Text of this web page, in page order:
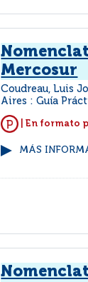
Mercosur
Coudreau, Luis
Aires : Guía
| En formato
MÁS